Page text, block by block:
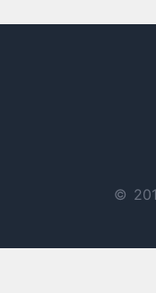
©